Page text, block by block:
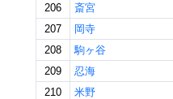
206
斎宮
207
岡寺
208
駒ヶ谷
209
忍海
210
米野